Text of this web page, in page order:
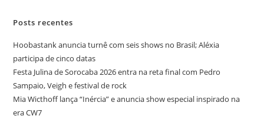
Posts recentes
Hoobastank anuncia turnê com seis shows no Brasil; Aléxia
participa de cinco datas
Festa Julina de Sorocaba 2026 entra na reta final com Pedro
Sampaio, Veigh e festival de rock
Mia Wicthoff lança “Inércia” e anuncia show especial inspirado na
era CW7